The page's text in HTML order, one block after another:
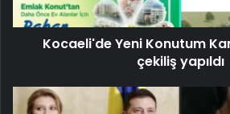
Kocaeli'de Yeni Konutum
çekiliş yapıldı